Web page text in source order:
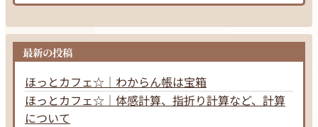
最新の投稿
ほっとカフェ☆｜わからん帳は宝箱
ほっとカフェ☆｜体感計算、指折り計算など、計算
について